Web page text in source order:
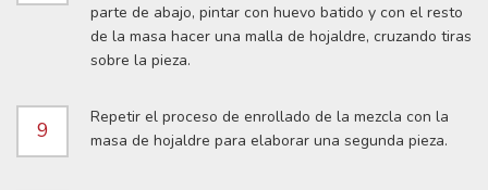
parte de abajo, pintar con huevo batido y con el resto
de la masa hacer una malla de hojaldre, cruzando tiras
sobre la pieza.
9
Repetir el proceso de enrollado de la mezcla con la
masa de hojaldre para elaborar una segunda pieza.